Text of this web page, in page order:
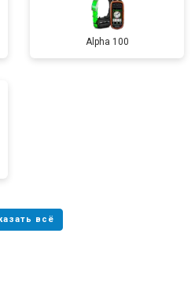
Alpha 100